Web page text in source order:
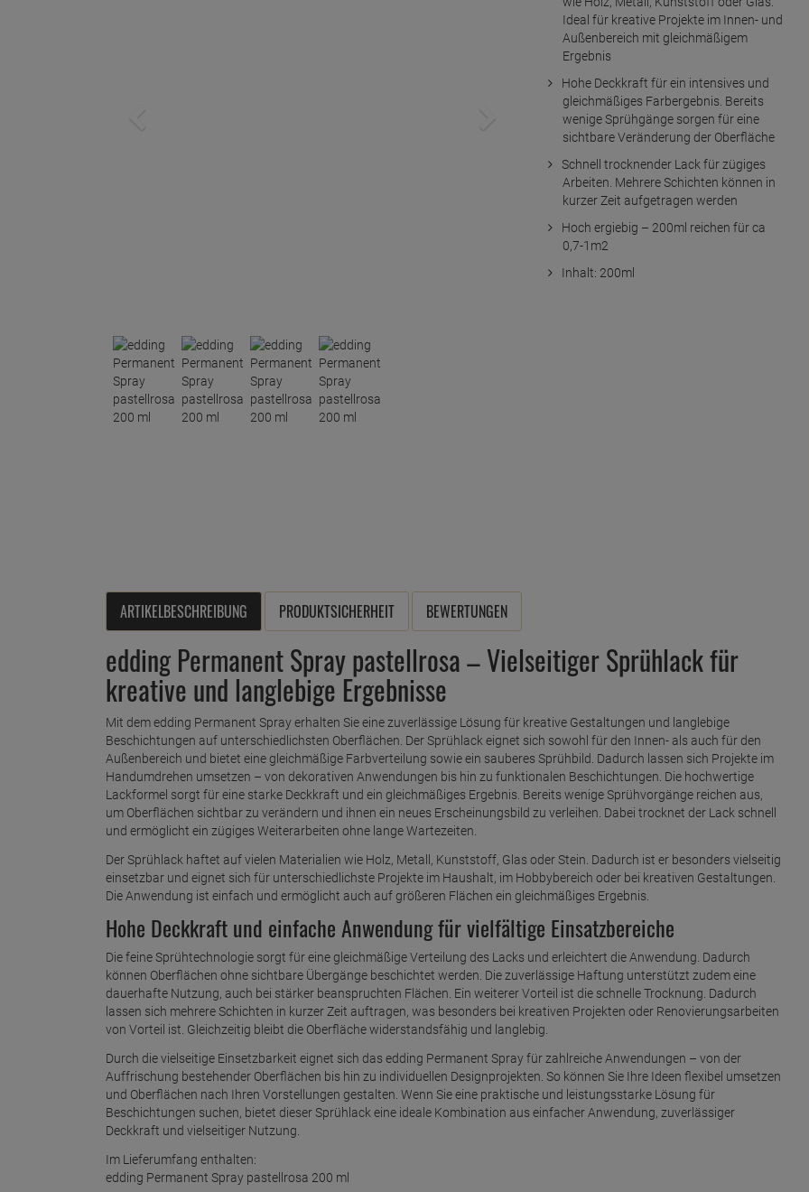
Ideal für kreative Projekte im Innen- und
Außenbereich mit gleichmäßigem
Ergebnis
Hohe Deckkraft für ein intensives und
gleichmäßiges Farbergebnis. Bereits
wenige Sprühgänge sorgen für eine
sichtbare Veränderung der Oberfläche
Schnell trocknender Lack für zügiges
Arbeiten. Mehrere Schichten können in
kurzer Zeit aufgetragen werden
Hoch ergiebig – 200ml reichen für ca
0,7-1m2
Inhalt: 200ml
ARTIKELBESCHREIBUNG PRODUKTSICHERHEIT BEWERTUNGEN
edding Permanent Spray pastellrosa – Vielseitiger Sprühlack für
kreative und langlebige Ergebnisse
Mit dem edding Permanent Spray erhalten Sie eine zuverlässige Lösung für kreative Gestaltungen und langlebige
Beschichtungen auf unterschiedlichsten Oberflächen. Der Sprühlack eignet sich sowohl für den Innen- als auch für den
Außenbereich und bietet eine gleichmäßige Farbverteilung sowie ein sauberes Sprühbild. Dadurch lassen sich Projekte im
Handumdrehen umsetzen – von dekorativen Anwendungen bis hin zu funktionalen Beschichtungen. Die hochwertige
Lackformel sorgt für eine starke Deckkraft und ein gleichmäßiges Ergebnis. Bereits wenige Sprühvorgänge reichen aus,
um Oberflächen sichtbar zu verändern und ihnen ein neues Erscheinungsbild zu verleihen. Dabei trocknet der Lack schnell
und ermöglicht ein zügiges Weiterarbeiten ohne lange Wartezeiten.
Der Sprühlack haftet auf vielen Materialien wie Holz, Metall, Kunststoff, Glas oder Stein. Dadurch ist er besonders vielseitig
einsetzbar und eignet sich für unterschiedlichste Projekte im Haushalt, im Hobbybereich oder bei kreativen Gestaltungen.
Die Anwendung ist einfach und ermöglicht auch auf größeren Flächen ein gleichmäßiges Ergebnis.
Hohe Deckkraft und einfache Anwendung für vielfältige Einsatzbereiche
Die feine Sprühtechnologie sorgt für eine gleichmäßige Verteilung des Lacks und erleichtert die Anwendung. Dadurch
können Oberflächen ohne sichtbare Übergänge beschichtet werden. Die zuverlässige Haftung unterstützt zudem eine
dauerhafte Nutzung, auch bei stärker beanspruchten Flächen. Ein weiterer Vorteil ist die schnelle Trocknung. Dadurch
lassen sich mehrere Schichten in kurzer Zeit auftragen, was besonders bei kreativen Projekten oder Renovierungsarbeiten
von Vorteil ist. Gleichzeitig bleibt die Oberfläche widerstandsfähig und langlebig.
Durch die vielseitige Einsetzbarkeit eignet sich das edding Permanent Spray für zahlreiche Anwendungen – von der
Auffrischung bestehender Oberflächen bis hin zu individuellen Designprojekten. So können Sie Ihre Ideen flexibel umsetzen
und Oberflächen nach Ihren Vorstellungen gestalten. Wenn Sie eine praktische und leistungsstarke Lösung für
Beschichtungen suchen, bietet dieser Sprühlack eine ideale Kombination aus einfacher Anwendung, zuverlässiger
Deckkraft und vielseitiger Nutzung.
Im Lieferumfang enthalten:
edding Permanent Spray pastellrosa 200 ml